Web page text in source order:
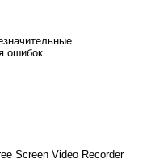
ошибок.
Screen Video Recorder